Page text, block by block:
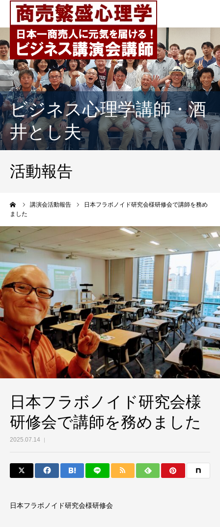
ビジネス心理学講師・酒
井とし夫
活動報告
講演会活動報告
日本フラボノイド研究会様研修会で講師を務め
ました
日本フラボノイド研究会様
研修会で講師を務めました
2025.07.14
日本フラボノイド研究会様研修会